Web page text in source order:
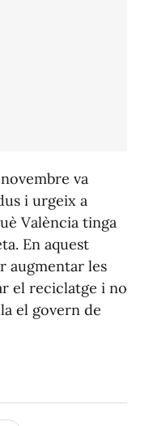
va
i urgeix a
València tinga
En aquest
augmentar les
el reciclatge i no
el govern de